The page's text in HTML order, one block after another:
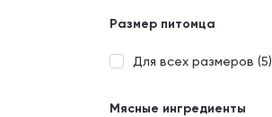
Размер питомца
Для всех размеров (5)
Мясные ингредиенты